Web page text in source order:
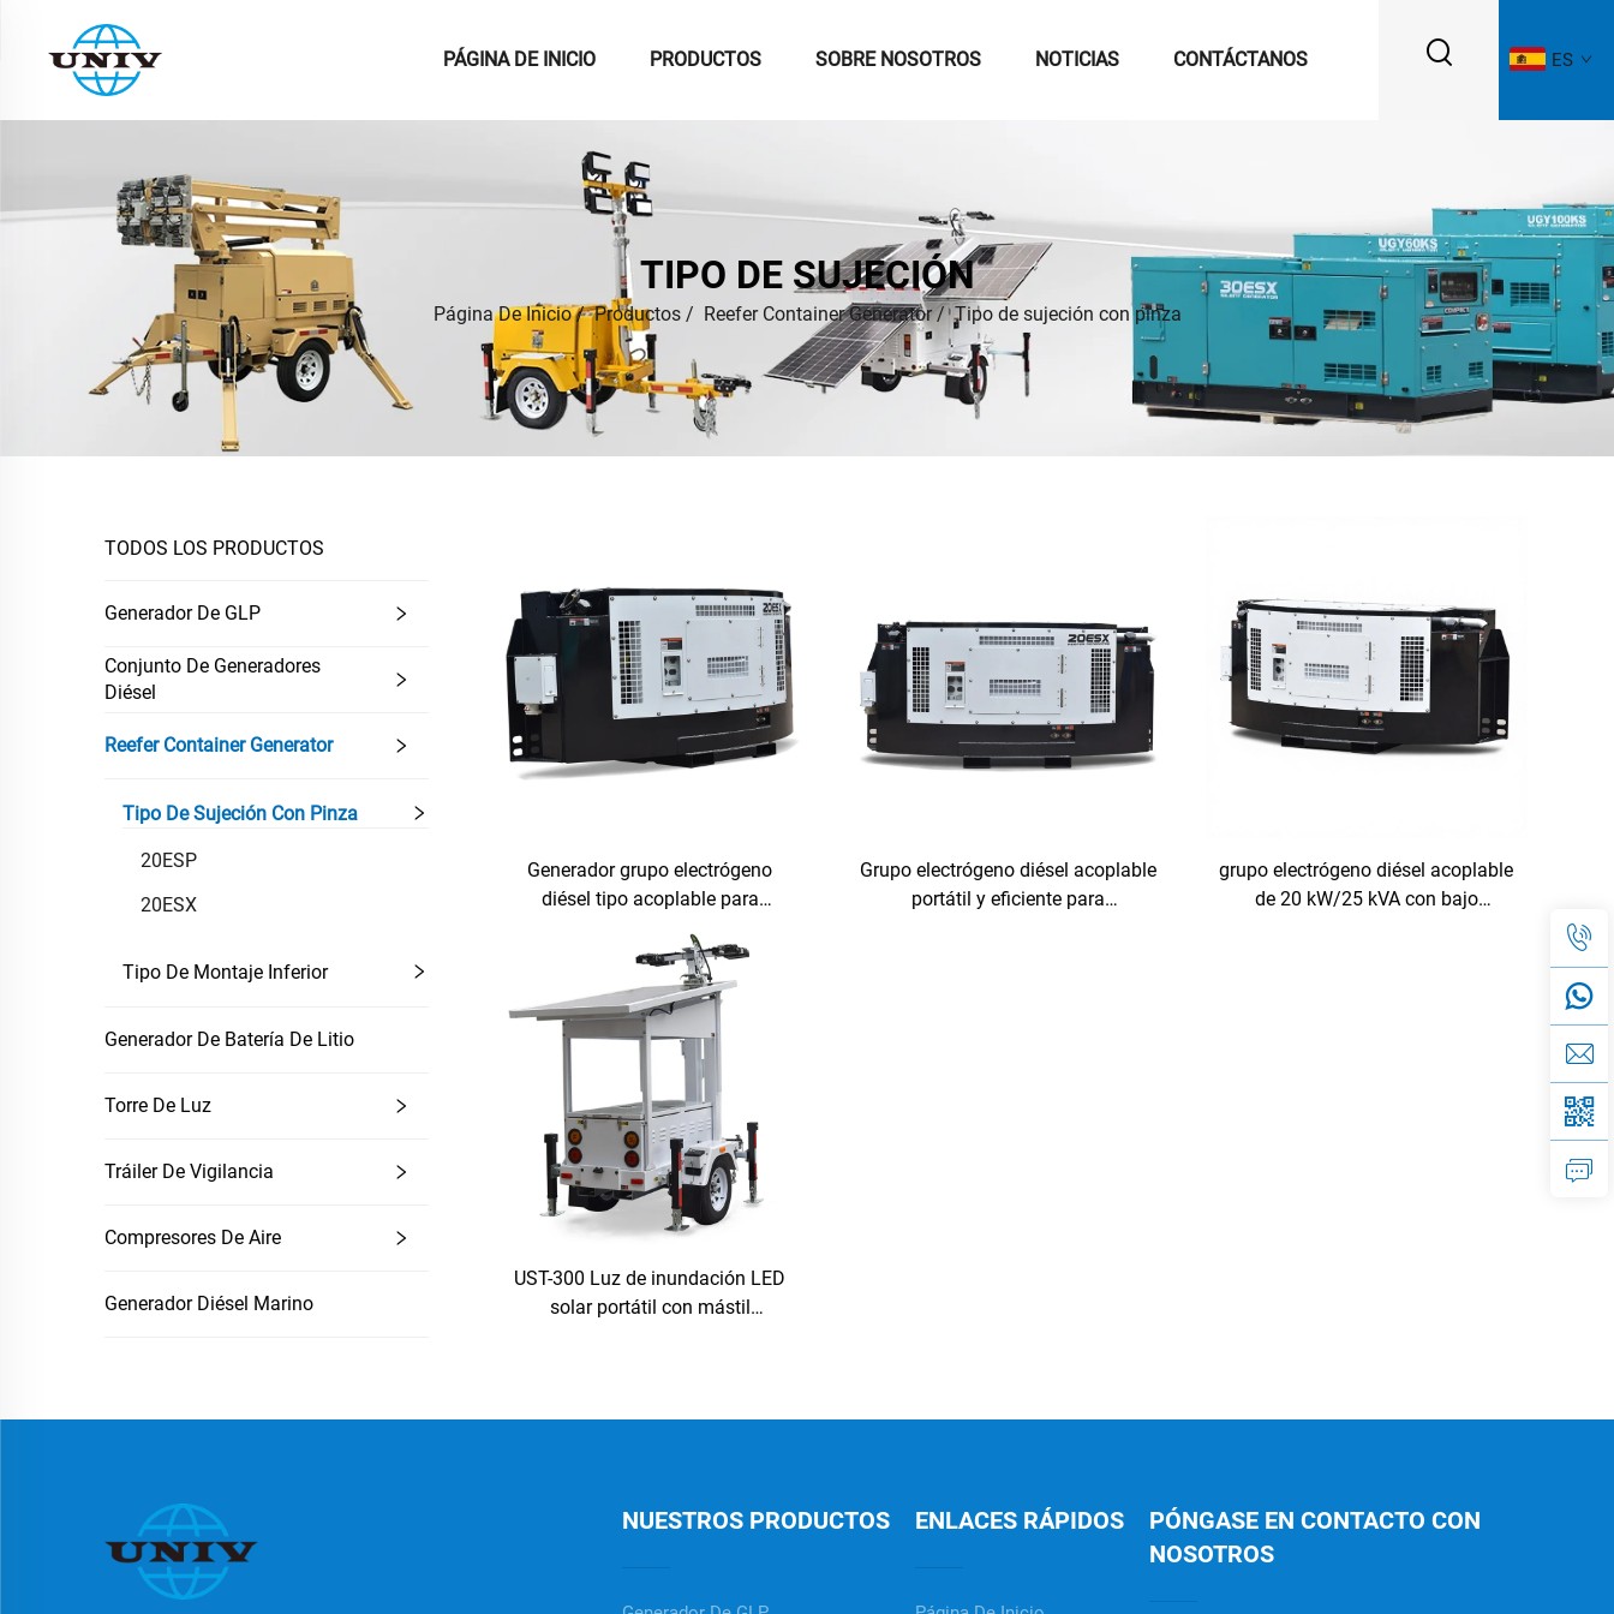
PÁGINA DE INICIO PRODUCTOS SOBRE NOSOTROS NOTICIAS CONTÁCTANOS ES
TIPO DE SUJECIÓN
Página De Inicio/Productos/ Reefer Container Generator/Tipo de sujeción con pinza
TODOS LOS PRODUCTOS
Generador De GLP
Conjunto De Generadores
Diésel
Reefer Container Generator
Tipo De Sujeción Con Pinza
20ESP
20ESX
Tipo De Montaje Inferior
Generador De Batería De Litio
Torre De Luz
Tráiler De Vigilancia
Compresores De Aire
Generador Diésel Marino
Generador grupo electrógeno
diésel tipo acoplable para
contenedor frigorífico
Grupo electrógeno diésel acoplable
portátil y eficiente para
grupo electrógeno diésel acoplable
de 20 kW/25 kVA con bajo
UST-300 Luz de inundación LED
solar portátil con mástil
NUESTROS PRODUCTOS ENLACES RÁPIDOS
PÓNGASE EN CONTACTO CON
NOSOTROS